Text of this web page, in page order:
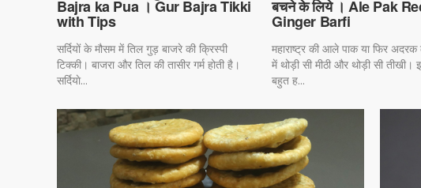
Bajra ka Pua । Gur Bajra Tikki
with Tips
सर्दियों के मौसम में तिल गुड़ बाजरे की क्रिस्पी
टिक्की। बाजरा और तिल की तासीर गर्म होती है।
सर्दियाे...
बचने के लिये । Ale Pak
Ginger Barfi
महाराष्ट्र की आले पाक या फिर अदरक
में थोड़ी सी मीठी और थोड़ी सी तीखी।
बहुत ह...